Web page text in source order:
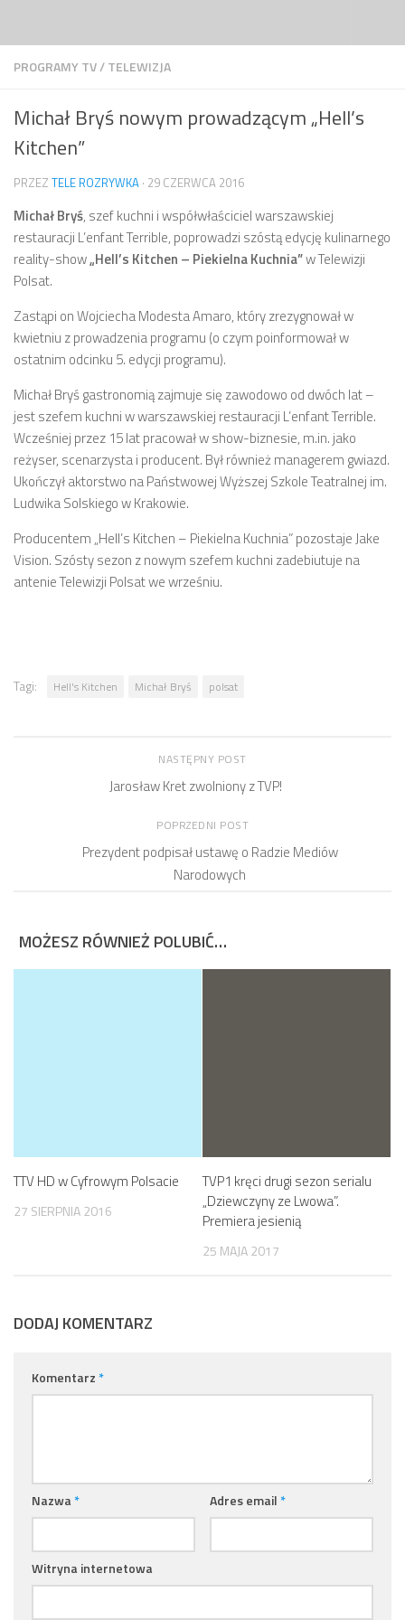
PROGRAMY TV/TELEWIZJA
Michał Bryś nowym prowadzącym „Hell’s
Kitchen”
PRZEZ TELE ROZRYWKA · 29 CZERWCA 2016
Michał Bryś, szef kuchni i współwłaściciel warszawskiej
restauracji L’enfant Terrible, poprowadzi szóstą edycję kulinarnego
reality-show„Hell’s Kitchen – Piekielna Kuchnia”w Telewizji
Polsat.
Zastąpi on Wojciecha Modesta Amaro, który zrezygnował w
kwietniu z prowadzenia programu (o czym poinformował w
ostatnim odcinku 5. edycji programu).
Michał Bryś gastronomią zajmuje się zawodowo od dwóch lat –
jest szefem kuchni w warszawskiej restauracji L’enfant Terrible.
Wcześniej przez 15 lat pracował w show-biznesie, m.in. jako
reżyser, scenarzysta i producent. Był również managerem gwiazd.
Ukończył aktorstwo na Państwowej Wyższej Szkole Teatralnej im.
Ludwika Solskiego w Krakowie.
Producentem „Hell’s Kitchen – Piekielna Kuchnia” pozostaje Jake
Vision. Szósty sezon z nowym szefem kuchni zadebiutuje na
antenie Telewizji Polsat we wrześniu.
Tagi: Hell's Kitchen Michał Bryś polsat
NASTĘPNY POST
Jarosław Kret zwolniony z TVP!
POPRZEDNI POST
Prezydent podpisał ustawę o Radzie Mediów
Narodowych
MOŻESZ RÓWNIEŻ POLUBIĆ…
TTV HD w Cyfrowym Polsacie
27 SIERPNIA 2016
TVP1 kręci drugi sezon serialu
„Dziewczyny ze Lwowa”.
Premiera jesienią
25 MAJA 2017
DODAJ KOMENTARZ
Komentarz*
Nazwa* Adres email*
Witryna internetowa